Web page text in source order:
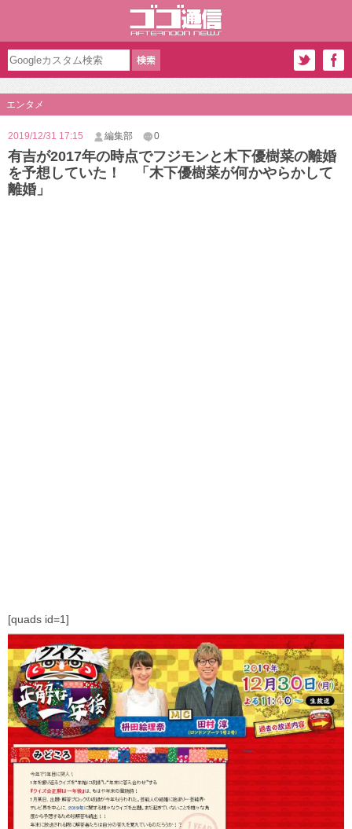
エンタメ
2019/12/31 17:15 編集部 0
有吉が2017年の時点でフジモンと木下優樹菜の離婚
を予想していた！ 「木下優樹菜が何かやらかして
離婚」
[quads id=1]